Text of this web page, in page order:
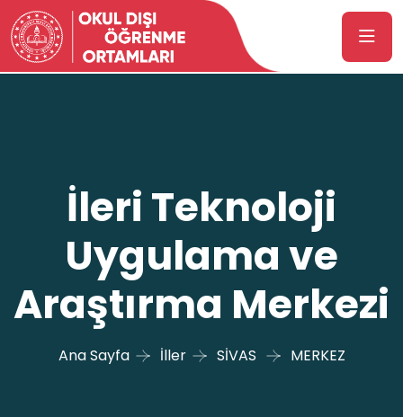
İleri Teknoloji
Uygulama ve
Araştırma Merkezi
Ana Sayfa İller SİVAS MERKEZ